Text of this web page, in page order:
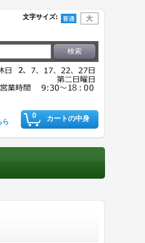
文字サイズ:
0 カートの中身
ら